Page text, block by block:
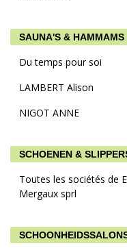
SAUNA'S & HAMMAMS
Du temps pour soi
LAMBERT Alison
NIGOT ANNE
SCHOENEN &
Toutes les sociétés de
Mergaux sprl